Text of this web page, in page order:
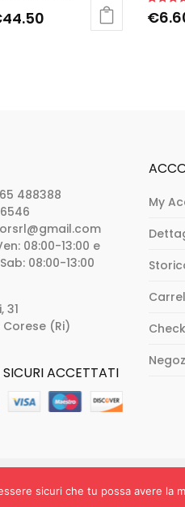
44.50
Rated
5.00
€
488388
08:00-13:00 e
08:00-13:00
31
(Ri)
ACCETTATI
My
- Via Savona 6, 00182 Roma
sicuri che tu possa avere